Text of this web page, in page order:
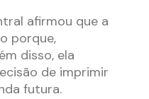
afirmou que a
porque,
disso, ela
de imprimir
futura.